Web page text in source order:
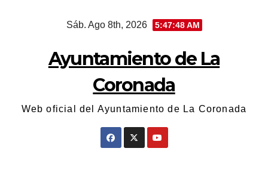
Sáb. Ago 8th, 2026 5:47:49 AM
Ayuntamiento de La
Coronada
Web oficial del Ayuntamiento de La Coronada